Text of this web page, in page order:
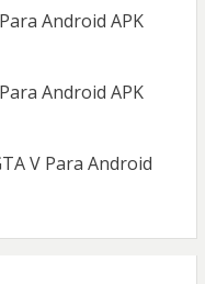
Android APK
Android APK
V Para Android